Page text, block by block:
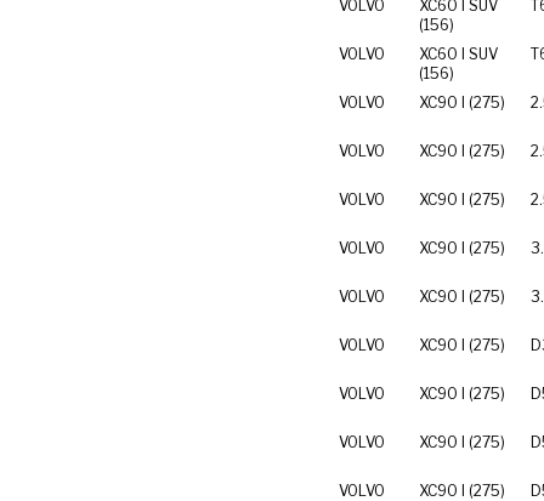
VOLVO
XC60 I SUV
(156)
VOLVO
XC60 I SUV
(156)
VOLVO XC90 I (275)
VOLVO XC90 I (275)
VOLVO XC90 I (275)
VOLVO XC90 I (275)
VOLVO XC90 I (275)
VOLVO XC90 I (275)
VOLVO XC90 I (275)
VOLVO XC90 I (275)
VOLVO XC90 I (275)